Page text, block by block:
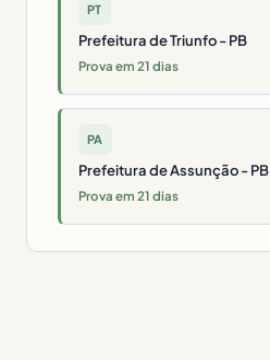
PT
Prefeitura de Triunfo - PB
Prova em 21 dias
PA
Prefeitura de Assunção - PB
Prova em 21 dias